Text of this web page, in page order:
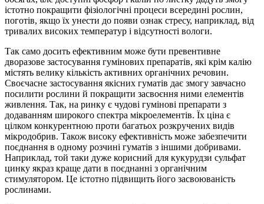
істотно покращити фізіологічні процеси всередині рослин,
поготів, якщо їх унести до появи ознак стресу, наприклад, від
тривалих високих температур і відсутності вологи.
Так само досить ефективним може бути превентивне
дворазове застосування гумінових препаратів, які крім калію
містять велику кількість активних органічних речовин.
Своєчасне застосування якісних гуматів дає змогу завчасно
посилити рослини й покращити засвоєння ними елементів
живлення. Так, на ринку є чудові гумінові препарати з
додаванням широкого спектра мікроелементів. Їх ціна є
цілком конкурентною проти багатьох розкручених видів
мікродобрив. Також високу ефективність може забезпечити
поєднання в одному розчині гуматів з іншими добривами.
Наприклад, той таки дуже корисний для кукурудзи сульфат
цинку якраз краще дати в поєднанні з органічним
стимулятором. Це істотно підвищить його засвоюваність
рослинами.